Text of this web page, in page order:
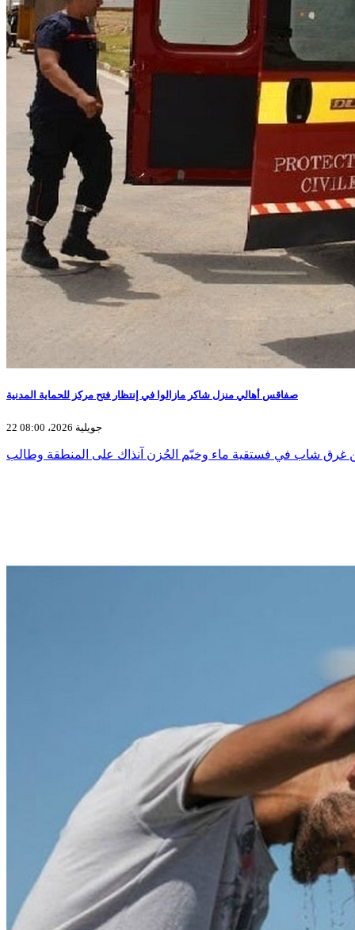
صفاقس أهالي منزل شاكر مازالوا في إنتظار فتح مركز للحماية المدنية
22 جويلية 2026، 08:00